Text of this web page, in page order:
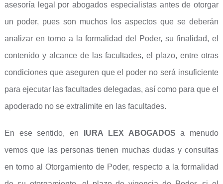
asesoría legal por abogados especialistas antes de otorgar
un poder, pues son muchos los aspectos que se deberán
analizar en torno a la formalidad del Poder, su finalidad, el
contenido y alcance de las facultades, el plazo, entre otras
condiciones que aseguren que el poder no será insuficiente
para ejecutar las facultades delegadas, así como para que el
apoderado no se extralimite en las facultades.
En ese sentido, en IURA LEX ABOGADOS a menudo
vemos que las personas tienen muchas dudas y consultas
en torno al Otorgamiento de Poder, respecto a la formalidad